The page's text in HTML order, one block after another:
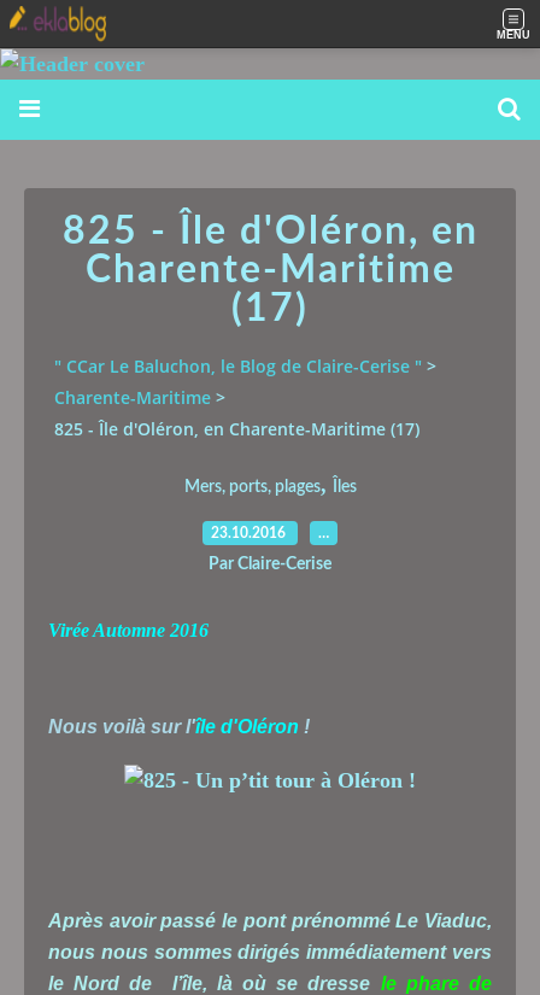
MENU
825 - Île d'Oléron, en
Charente-Maritime
(17)
" CCar Le Baluchon, le Blog de Claire-Cerise " >
Charente-Maritime >
825 - Île d'Oléron, en Charente-Maritime (17)
Mers, ports, plages, Îles
23.10.2016 …
Par Claire-Cerise
Virée Automne 2016
Nous voilà sur l'île d'Oléron !
Après avoir passé le pont prénommé Le Viaduc,
nous nous sommes dirigés immédiatement vers
le Nord de l’île, là où se dresse le phare de